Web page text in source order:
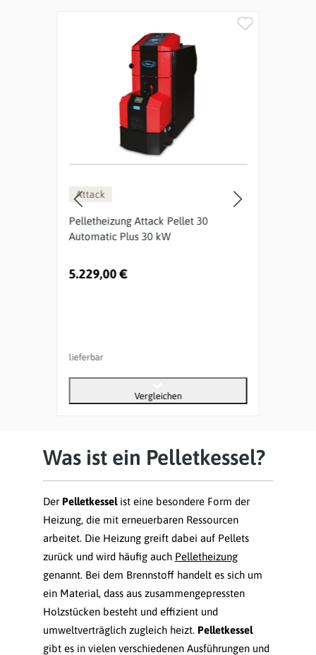
Attack
Pelletheizung Attack Pellet 30
Automatic Plus 30 kW
5.229,00 €
lieferbar
Vergleichen
Was ist ein Pelletkessel?
Der Pelletkesselist eine besondere Form der
Heizung, die mit erneuerbaren Ressourcen
arbeitet. Die Heizung greift dabei auf Pellets
zurück und wird häufig auch Pelletheizung
genannt. Bei dem Brennstoff handelt es sich um
ein Material, dass aus zusammengepressten
Holzstücken besteht und effizient und
umweltverträglich zugleich heizt. Pelletkessel
gibt es in vielen verschiedenen Ausführungen und